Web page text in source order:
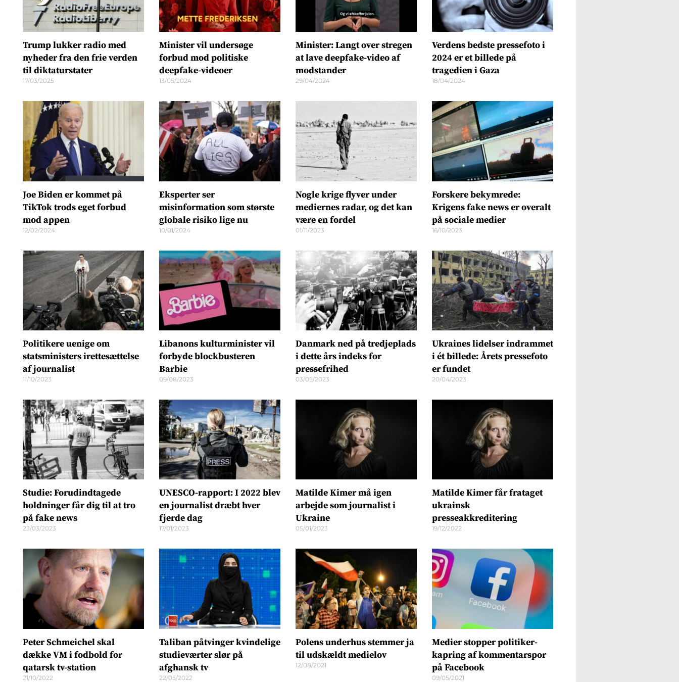
Trump lukker radio med
nyheder fra den frie verden
til diktaturstater
17/03/2025
Minister vil undersøge
forbud mod politiske
deepfake-videoer
13/05/2024
Minister: Langt over stregen
at lave deepfake-video af
modstander
29/04/2024
Verdens bedste pressefoto i
2024 er et billede på
tragedien i Gaza
18/04/2024
Joe Biden er kommet på
TikTok trods eget forbud
mod appen
12/02/2024
Eksperter ser
misinformation som største
globale risiko lige nu
10/01/2024
Nogle krige flyver under
mediernes radar, og det kan
være en fordel
01/11/2023
Forskere bekymrede:
Krigens fake news er overalt
på sociale medier
16/10/2023
Politikere uenige om
statsministers irettesættelse
af journalist
11/10/2023
Libanons kulturminister vil
forbyde blockbusteren
Barbie
09/08/2023
Danmark ned på tredjeplads
i dette års indeks for
pressefrihed
03/05/2023
Ukraines lidelser indrammet
i ét billede: Årets pressefoto
er fundet
20/04/2023
Studie: Forudindtagede
holdninger får dig til at tro
på fake news
23/03/2023
UNESCO-rapport: I 2022 blev
en journalist dræbt hver
fjerde dag
17/01/2023
Matilde Kimer må igen
arbejde som journalist i
Ukraine
05/01/2023
Matilde Kimer får frataget
ukrainsk
presseakkreditering
19/12/2022
Peter Schmeichel skal
dække VM i fodbold for
qatarsk tv-station
21/10/2022
Taliban påtvinger kvindelige
studieværter slør på
afghansk tv
22/05/2022
Polens underhus stemmer ja
til udskældt medielov
12/08/2021
Medier stopper politiker-
kapring af kommentarspor
på Facebook
09/05/2021